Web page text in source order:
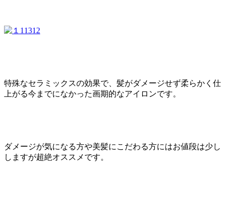
特殊なセラミックスの効果で、髪がダメージせず柔らかく仕
上がる今までになかった画期的なアイロンです。
ダメージが気になる方や美髪にこだわる方にはお値段は少し
しますが超絶オススメです。